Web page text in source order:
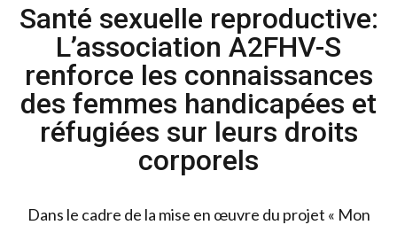
Santé sexuelle reproductive:
L’association A2FHV-S
renforce les connaissances
des femmes handicapées et
réfugiées sur leurs droits
corporels
Dans le cadre de la mise en œuvre du projet « Mon